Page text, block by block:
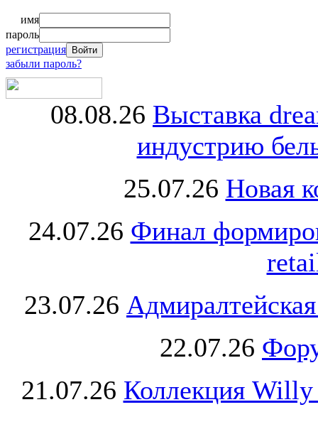
имя
пароль
регистрация
забыли пароль?
08.08.26 Выставка
индустрию
25.07.26 Новая
24.07.26 Финал
23.07.26
22.07.26
21.07.26 Коллекция Willy